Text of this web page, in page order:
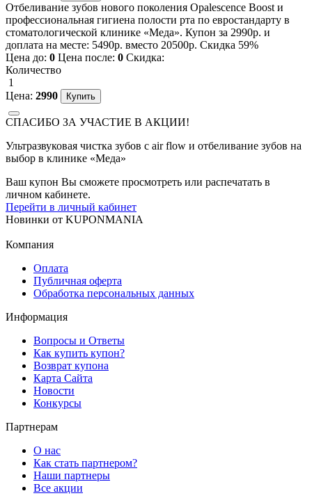
Отбеливание зубов нового поколения Opalescence Boost и
профессиональная гигиена полости рта по евростандарту в
стоматологической клинике «Меда». Купон за 2990р. и
доплата на месте: 5490р. вместо 20500р. Скидка 59%
Цена до: 0 Цена после: 0 Скидка:
Количество
1
Цена: 2990
СПАСИБО ЗА УЧАСТИЕ В АКЦИИ!
Ультразвуковая чистка зубов с air flow и отбеливание зубов на
выбор в клинике «Меда»
Ваш купон Вы сможете просмотреть или распечатать в
личном кабинете.
Перейти в личный кабинет
Новинки от KUPONMANIA
Компания
Оплата
Публичная оферта
Обработка персональных данных
Информация
Вопросы и Ответы
Как купить купон?
Возврат купона
Карта Сайта
Новости
Конкурсы
Партнерам
О нас
Как стать партнером?
Наши партнеры
Все акции